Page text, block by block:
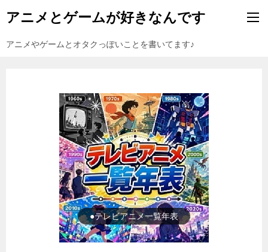
アニメとゲームが好きなんです
アニメやゲームとオタクっぽいことを書いてます♪
●ゲーム一覧年表